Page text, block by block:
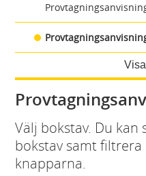
Välj bokstav. Du
bokstav samt
knapparna.